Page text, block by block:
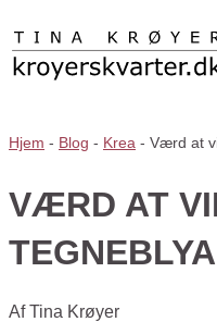
Hjem - Blog - Krea - Værd at
VÆRD AT
AfTina Krøyer